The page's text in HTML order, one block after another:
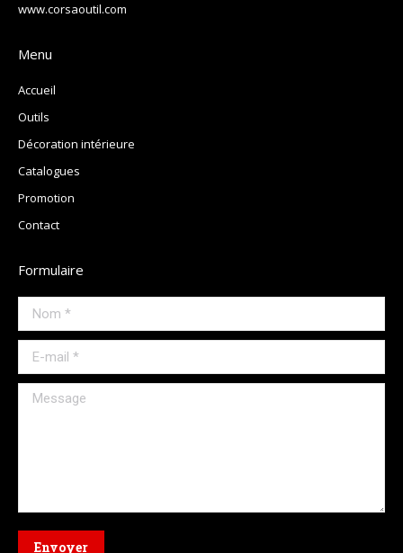
www.corsaoutil.com
Menu
Accueil
Outils
Décoration intérieure
Catalogues
Promotion
Contact
Formulaire
Nom *
E-mail *
Message
Envoyer